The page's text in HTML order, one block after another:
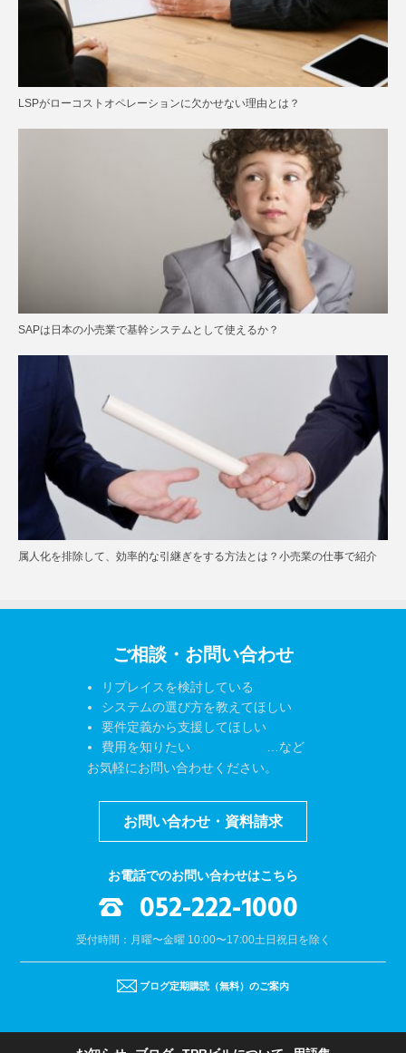
LSPがローコストオペレーションに欠かせない理由とは？
SAPは日本の小売業で基幹システムとして使えるか？
属人化を排除して、効率的な引継ぎをする方法とは？小売業の仕事で紹介
ご相談・お問い合わせ
リプレイスを検討している
システムの選び方を教えてほしい
要件定義から支援してほしい
費用を知りたい …など
お気軽にお問い合わせください。
お問い合わせ・資料請求
お電話でのお問い合わせはこちら
052-222-1000
受付時間：月曜〜金曜 10:00〜17:00土日祝日を除く
ブログ定期購読（無料）のご案内